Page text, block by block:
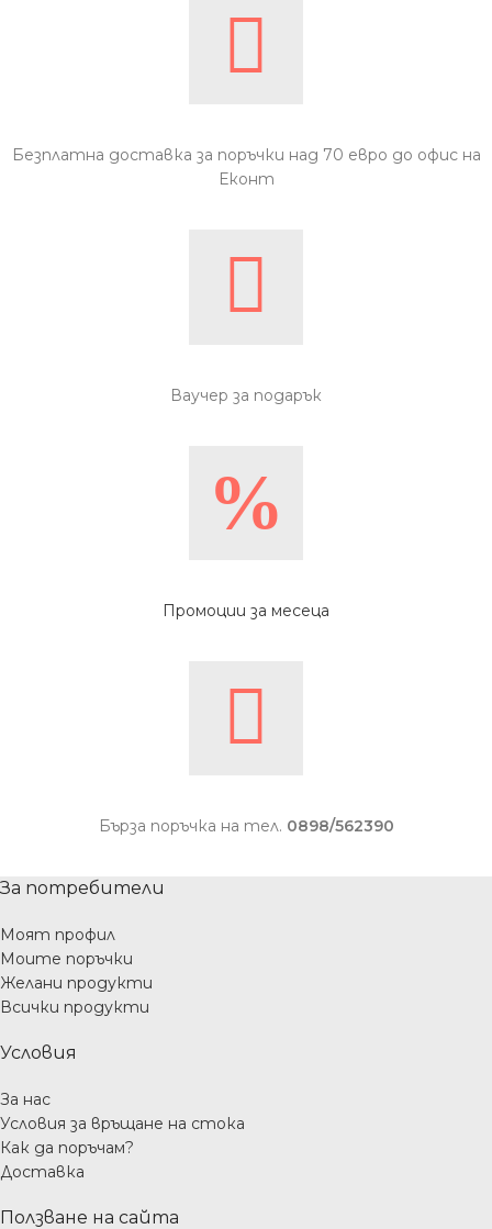
Безплатна доставка за поръчки над 70 евро до офис на
Еконт
Ваучер за подарък
Промоции за месеца
Бърза поръчка на тел. 0898/562390
За потребители
Моят профил
Моите поръчки
Желани продукти
Всички продукти
Условия
За нас
Условия за връщане на стока
Как да поръчам?
Доставка
Ползване на сайта